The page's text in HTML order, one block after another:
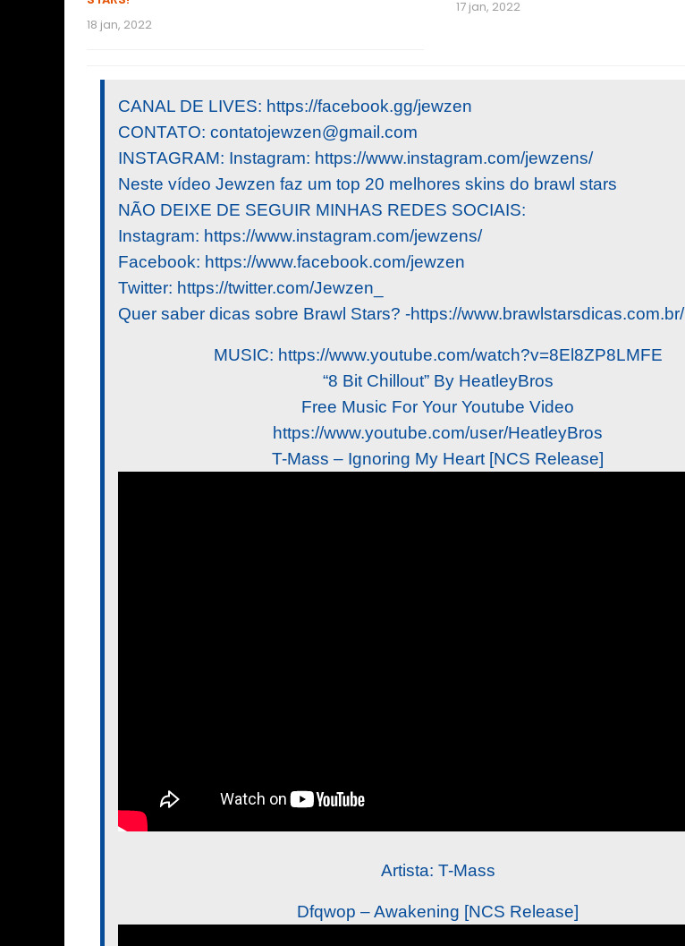
18 jan, 2022
17 jan, 2022
CANAL DE LIVES: https://facebook.gg/jewzen
CONTATO: contatojewzen@gmail.com
INSTAGRAM: Instagram: https://www.instagram.com/jewzens/
Neste vídeo Jewzen faz um top 20 melhores skins do brawl stars
NÃO DEIXE DE SEGUIR MINHAS REDES SOCIAIS:
Instagram: https://www.instagram.com/jewzens/
Facebook: https://www.facebook.com/jewzen
Twitter: https://twitter.com/Jewzen_
Quer saber dicas sobre Brawl Stars? -https://www.brawlstarsdicas.com.br/
MUSIC: https://www.youtube.com/watch?v=8El8ZP8LMFE
“8 Bit Chillout” By HeatleyBros
Free Music For Your Youtube Video
https://www.youtube.com/user/HeatleyBros
T-Mass – Ignoring My Heart [NCS Release]
Artista: T-Mass
Dfqwop – Awakening [NCS Release]